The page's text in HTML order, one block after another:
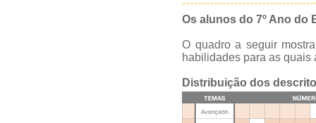
Os alunos do 7º Ano do
O quadro a seguir
habilidades para as
Distribuição dos